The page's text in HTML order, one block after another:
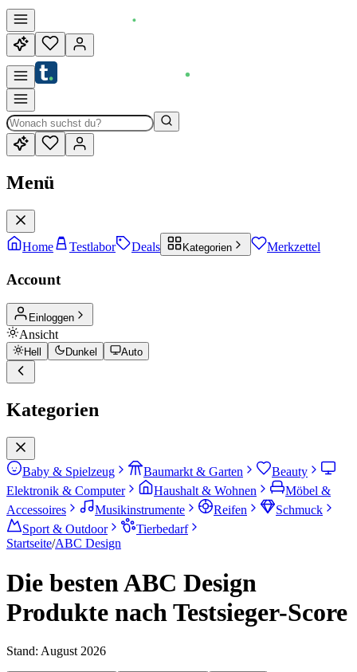
Menü
Home Testlabor Deals Kategorien Merkzettel
Account
Einloggen
Ansicht
Hell Dunkel Auto
Kategorien
Baby & Spielzeug Baumarkt & Garten
Beauty
Elektronik & Computer
Haushalt & Wohnen
Möbel &
Accessoires
Musikinstrumente Reifen
Schmuck
Sport & Outdoor
Tierbedarf
Startseite/ABC Design
Die besten ABC Design
Produkte nach Testsieger-Score
Stand: August 2026